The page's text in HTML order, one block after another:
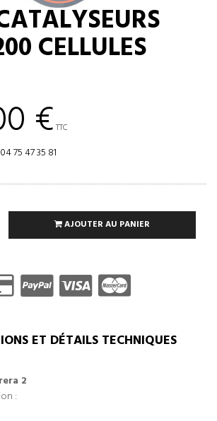
CELLULES
€ TTC
04 75 47 35 81
AJOUTER AU PANIER
ET DÉTAILS TECHNIQUES
2
: